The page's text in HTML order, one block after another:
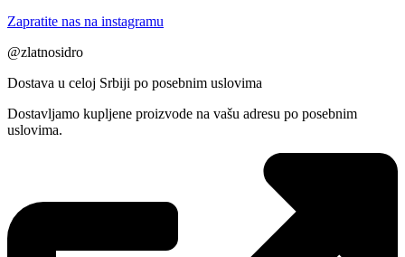
Zapratite nas na instagramu
@zlatnosidro
Dostava u celoj Srbiji po posebnim uslovima
Dostavljamo kupljene proizvode na vašu adresu po posebnim
uslovima.